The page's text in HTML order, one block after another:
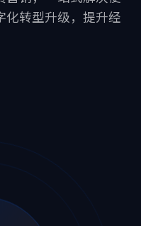
化转型升级，提升经